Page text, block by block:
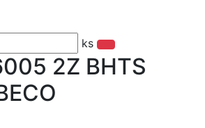
ks
2Z BHTS